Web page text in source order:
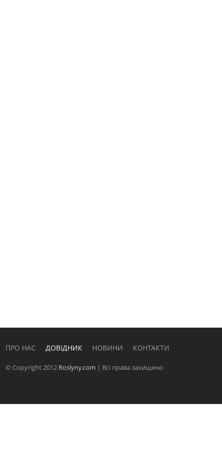
ПРО НАС ДОВІДНИК НОВИНИ КОНТАКТИ
© Copyright 2012 Roslyny.com | Всі права захищено